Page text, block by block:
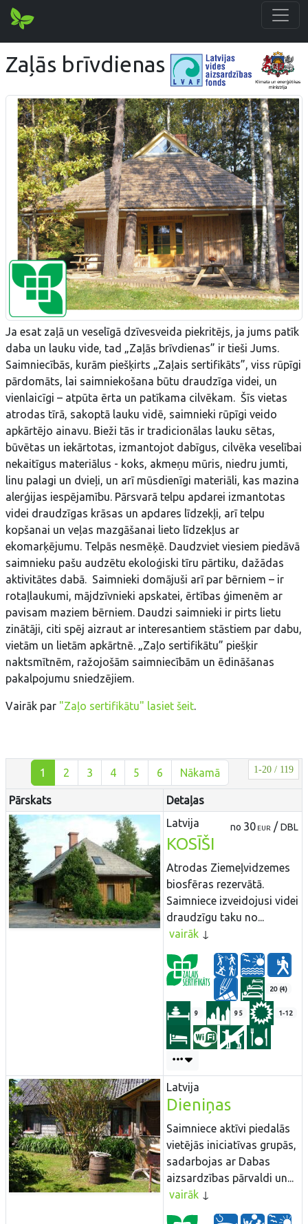
Zaļās brīvdienas
Ja esat zaļā un veselīgā dzīvesveida piekritējs, ja jums patīk
daba un lauku vide, tad „Zaļās brīvdienas” ir tieši Jums.
Saimniecībās, kurām piešķirts „Zaļais sertifikāts”, viss rūpīgi
pārdomāts, lai saimniekošana būtu draudzīga videi, un
vienlaicīgi – atpūta ērta un patīkama cilvēkam. Šīs vietas
atrodas tīrā, sakoptā lauku vidē, saimnieki rūpīgi veido
apkārtējo ainavu. Bieži tās ir tradicionālas lauku sētas,
būvētas un iekārtotas, izmantojot dabīgus, cilvēka veselībai
nekaitīgus materiālus - koks, akmeņu mūris, niedru jumti,
linu palagi un dvieļi, un arī mūsdienīgi materiāli, kas mazina
alerģijas iespējamību. Pārsvarā telpu apdarei izmantotas
videi draudzīgas krāsas un apdares līdzekļi, arī telpu
kopšanai un veļas mazgāšanai lieto līdzekļus ar
ekomarķējumu. Telpās nesmēķē. Daudzviet viesiem piedāvā
saimnieku pašu audzētu ekoloģiski tīru pārtiku, dažādas
aktivitātes dabā. Saimnieki domājuši arī par bērniem – ir
rotaļlaukumi, mājdzīvnieki apskatei, ērtības ģimenēm ar
pavisam maziem bērniem. Daudzi saimnieki ir pirts lietu
zinātāji, citi spēj aizraut ar interesantiem stāstiem par dabu,
vietām un lietām apkārtnē. „Zaļo sertifikātu” piešķir
naktsmītnēm, ražojošām saimniecībām un ēdināšanas
pakalpojumu sniedzējiem.
Vairāk par "Zaļo sertifikātu" lasiet šeit.
1-20 / 119
1 2 3 4 5 6 Nākamā
Pārskats
Detaļas
Latvija
no 30 EUR /DBL
KOSĪŠI
Atrodas Ziemeļvidzemes
biosfēras rezervātā.
Saimniece izveidojusi videi
draudzīgu taku no...
vairāk
20 (4)
9 95 1-12
Latvija
Dieniņas
Saimniece aktīvi piedalās
vietējās iniciatīvas grupās,
sadarbojas ar Dabas
aizsardzības pārvaldi un...
vairāk